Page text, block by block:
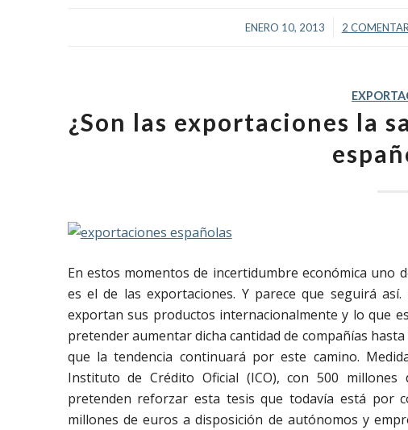
ENERO 10, 2013
/ 2 /
¿Son las exportaciones la
En estos momentos de incertidumbre económica uno
es el de las exportaciones. Y parece que seguirá
exportan sus productos internacionalmente y lo que
pretender aumentar dicha cantidad de compañías
que la tendencia continuará por este camino.
Instituto de Crédito Oficial (ICO), con 500 millones
pretenden reforzar esta tesis que todavía está por
millones de euros a disposición de autónomos y